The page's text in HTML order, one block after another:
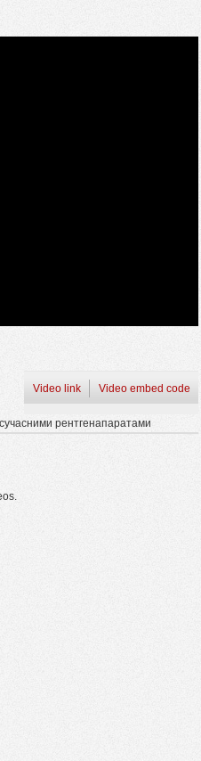
Video link Video embed code
рентгенапаратами